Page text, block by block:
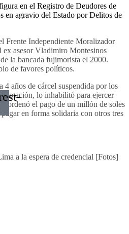
a
por un caso de
en el Registro de Deudores de
en agravio del Estado por Delitos de
Frente Independiente Moralizador
asesor Vladimiro Montesinos
la bancada fujimorista el 2000.
de favores políticos.
años de cárcel suspendida por los
lo inhabilitó para ejercer
ordenó el pago de un millón de soles
en forma solidaria con otros tres